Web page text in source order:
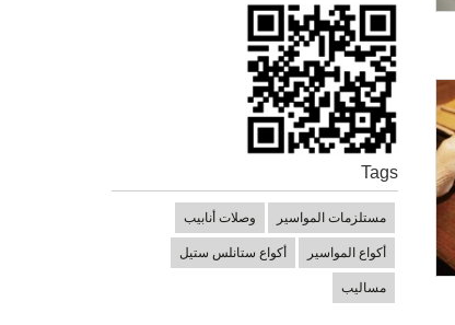
Tags
مستلزمات المواسير وصلات أنابيب
أكواع المواسير أكواع ستانلس ستيل
مساليب